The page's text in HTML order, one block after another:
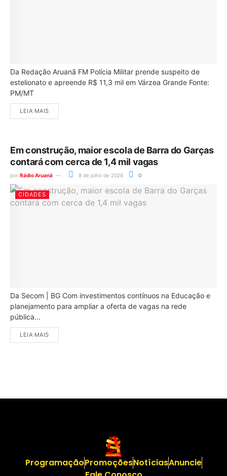
Da Redação Aruanã FM Polícia Militar prende suspeito de
estelionato e apreende R$ 11,3 mil em Várzea Grande Fonte:
PM/MT
LEIA MAIS
Em construção, maior escola de Barra do Garças
contará com cerca de 1,4 mil vagas
por Rádio Aruanã 8 de julho de 2026 0
CIDADES
Da Secom | BG Com investimentos contínuos na Educação e
planejamento para ampliar a oferta de vagas na rede
pública...
LEIA MAIS
ProgramaçãoPromoçõesNotíciasAnuncie